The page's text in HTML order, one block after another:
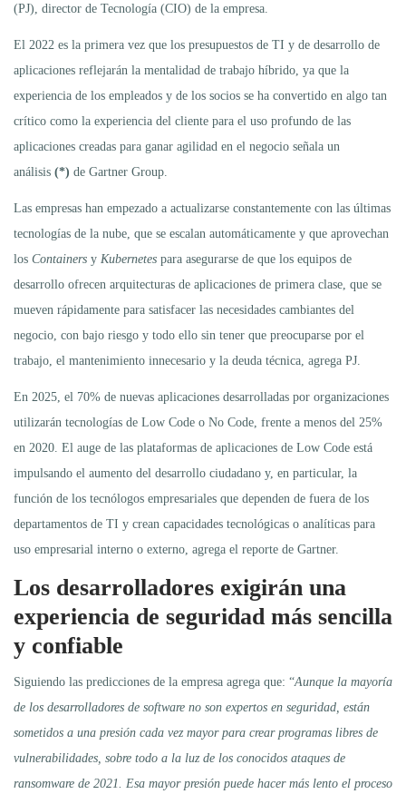
(PJ), director de Tecnología (CIO) de la empresa.
El 2022 es la primera vez que los presupuestos de TI y de desarrollo de
aplicaciones reflejarán la mentalidad de trabajo híbrido, ya que la
experiencia de los empleados y de los socios se ha convertido en algo tan
crítico como la experiencia del cliente para el uso profundo de las
aplicaciones creadas para ganar agilidad en el negocio señala un
análisis (*) de Gartner Group.
Las empresas han empezado a actualizarse constantemente con las últimas
tecnologías de la nube, que se escalan automáticamente y que aprovechan
los Containers y Kubernetes para asegurarse de que los equipos de
desarrollo ofrecen arquitecturas de aplicaciones de primera clase, que se
mueven rápidamente para satisfacer las necesidades cambiantes del
negocio, con bajo riesgo y todo ello sin tener que preocuparse por el
trabajo, el mantenimiento innecesario y la deuda técnica, agrega PJ.
En 2025, el 70% de nuevas aplicaciones desarrolladas por organizaciones
utilizarán tecnologías de Low Code o No Code, frente a menos del 25%
en 2020. El auge de las plataformas de aplicaciones de Low Code está
impulsando el aumento del desarrollo ciudadano y, en particular, la
función de los tecnólogos empresariales que dependen de fuera de los
departamentos de TI y crean capacidades tecnológicas o analíticas para
uso empresarial interno o externo, agrega el reporte de Gartner.
Los desarrolladores exigirán una
experiencia de seguridad más sencilla
y confiable
Siguiendo las predicciones de la empresa agrega que: “Aunque la mayoría
de los desarrolladores de software no son expertos en seguridad, están
sometidos a una presión cada vez mayor para crear programas libres de
vulnerabilidades, sobre todo a la luz de los conocidos ataques de
ransomware de 2021. Esa mayor presión puede hacer más lento el proceso